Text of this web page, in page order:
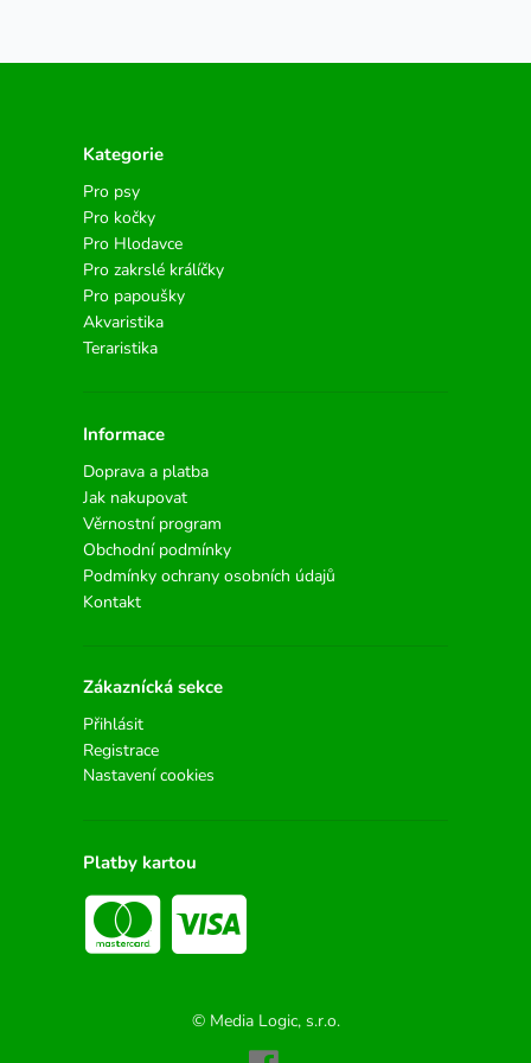
Kategorie
Pro psy
Pro kočky
Pro Hlodavce
Pro zakrslé králíčky
Pro papoušky
Akvaristika
Teraristika
Informace
Doprava a platba
Jak nakupovat
Věrnostní program
Obchodní podmínky
Podmínky ochrany osobních údajů
Kontakt
Zákaznícká sekce
Přihlásit
Registrace
Nastavení cookies
Platby kartou
© Media Logic, s.r.o.